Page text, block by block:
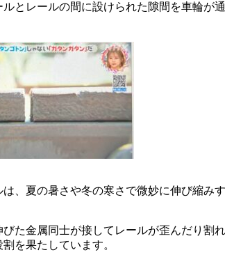
ルとレールの間に設けられた隙間を車輪が
、夏の暑さや冬の寒さで微妙に伸び縮み
びた金属同士が接してレールが歪んだり割
を果たしています。